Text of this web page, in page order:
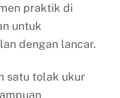
praktik di
untuk
dengan lancar.
satu tolak ukur